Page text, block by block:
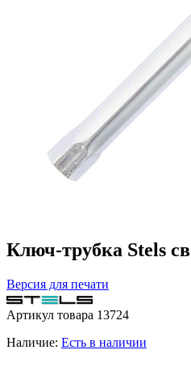
Ключ-трубка Stels
Версия для печати
Артикул товара 13724
Наличие: Есть в наличии